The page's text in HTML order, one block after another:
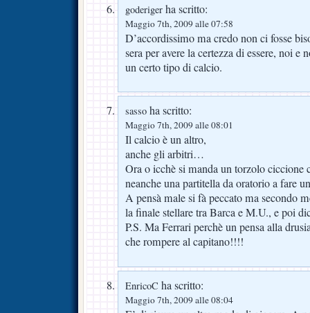
goderiger ha scritto:
Maggio 7th, 2009 alle 07:58
D’accordissimo ma credo non ci fosse
sera per avere la certezza di essere, noi e
un certo tipo di calcio.
sasso ha scritto:
Maggio 7th, 2009 alle 08:01
Il calcio è un altro,
anche gli arbitri…
Ora o icchè si manda un torzolo ciccione
neanche una partitella da oratorio a fare
A pensà male si fà peccato ma secondo
la finale stellare tra Barca e M.U., e poi
P.S. Ma Ferrari perchè un pensa alla
che rompere al capitano!!!!
EnricoC ha scritto:
Maggio 7th, 2009 alle 08:04